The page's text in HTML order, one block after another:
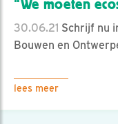
“We moeten
30.06.21 Schrijf nu
Bouwen en
lees meer